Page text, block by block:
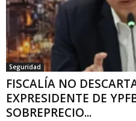
Seguridad
FISCALÍA NO
EXPRESIDENTE DE
SOBREPRECIO...